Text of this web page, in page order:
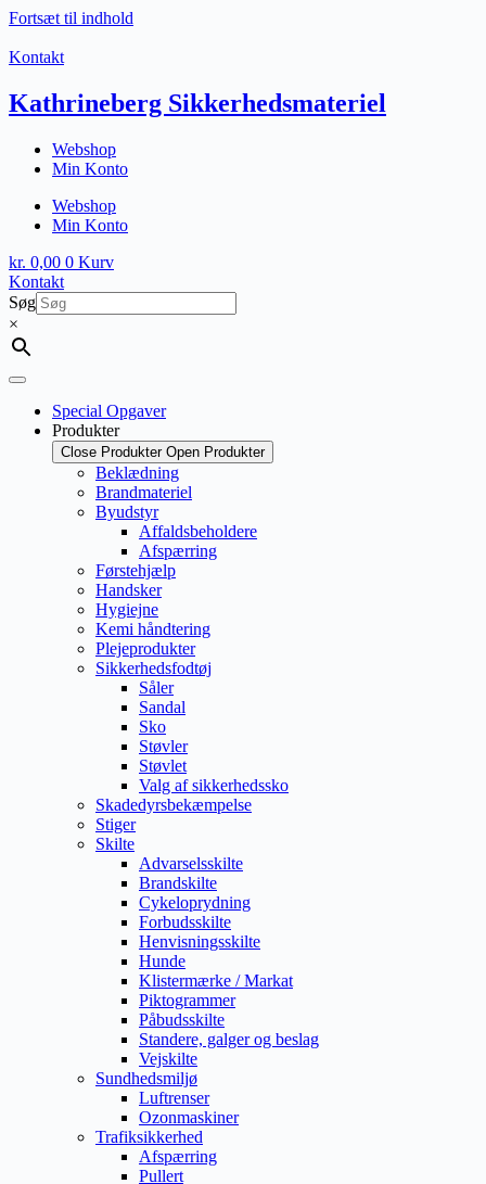
Fortsæt til indhold
Kontakt
Kathrineberg Sikkerhedsmateriel
Webshop
Min Konto
Webshop
Min Konto
kr. 0,00 0 Kurv
Kontakt
Søg
×
Special Opgaver
Produkter
Close Produkter Open Produkter
Beklædning
Brandmateriel
Byudstyr
Affaldsbeholdere
Afspærring
Førstehjælp
Handsker
Hygiejne
Kemi håndtering
Plejeprodukter
Sikkerhedsfodtøj
Såler
Sandal
Sko
Støvler
Støvlet
Valg af sikkerhedssko
Skadedyrsbekæmpelse
Stiger
Skilte
Advarselsskilte
Brandskilte
Cykeloprydning
Forbudsskilte
Henvisningsskilte
Hunde
Klistermærke / Markat
Piktogrammer
Påbudsskilte
Standere, galger og beslag
Vejskilte
Sundhedsmiljø
Luftrenser
Ozonmaskiner
Trafiksikkerhed
Afspærring
Pullert